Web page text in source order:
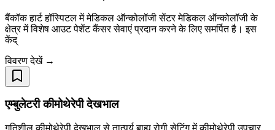
बैंकॉक हार्ट हॉस्पिटल में मेडिकल ऑन्कोलॉजी सेंटर मेडिकल ऑन्कोलॉजी के
क्षेत्र में विशेष आउट पेशेंट कैंसर सेवाएं प्रदान करने के लिए समर्पित है। इस
केंद्
विवरण देखें →
एम्बुलेटरी कीमोथेरेपी देखभाल
गतिशील कीमोथेरेपी देखभाल से तात्पर्य बाह्य रोगी सेटिंग में कीमोथेरेपी उपचार